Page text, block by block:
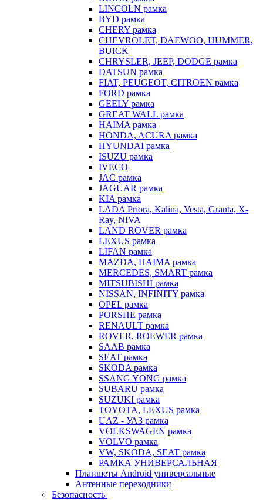
LINCOLN рамка
BYD рамка
CHERY рамка
CHEVROLET, DAEWOO, HUMMER,
BUICK
CHRYSLER, JEEP, DODGE рамка
DATSUN рамка
FIAT, PEUGEOT, CITROEN рамка
FORD рамка
GEELY рамка
GREAT WALL рамка
HAIMA рамка
HONDA, ACURA рамка
HYUNDAI рамка
ISUZU рамка
IVECO
JAC рамка
JAGUAR рамка
KIA рамка
LADA Priora, Kalina, Vesta, Granta, X-
Ray, NIVA
LAND ROVER рамка
LEXUS рамка
LIFAN рамка
MAZDA, HAIMA рамка
MERCEDES, SMART рамка
MITSUBISHI рамка
NISSAN, INFINITY рамка
OPEL рамка
PORSHE рамка
RENAULT рамка
ROVER, ROEWER рамка
SAAB рамка
SEAT рамка
SKODA рамка
SSANG YONG рамка
SUBARU рамка
SUZUKI рамка
TOYOTA, LEXUS рамка
UAZ - УАЗ рамка
VOLKSWAGEN рамка
VOLVO рамка
VW, SKODA, SEAT рамка
РАМКА УНИВЕРСАЛЬНАЯ
Планшеты Android универсальные
Антенные переходники
Безопасность